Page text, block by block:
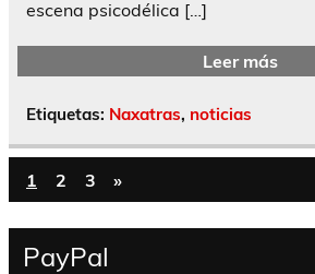
escena psicodélica […]
Leer más
Etiquetas: Naxatras, noticias
1 2 3 »
PayPal